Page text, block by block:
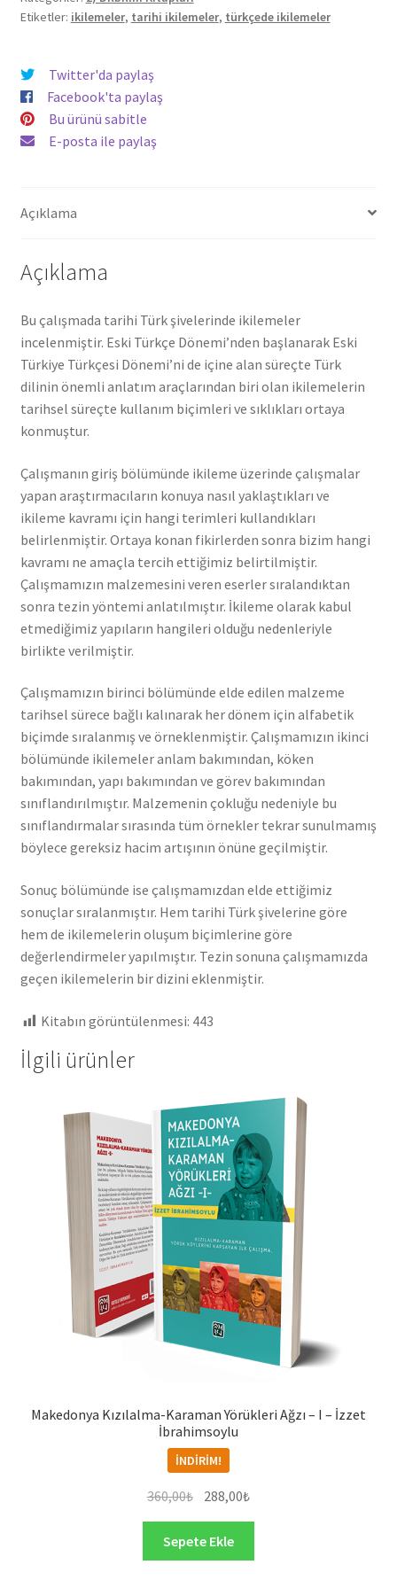
Burcu
Etiketler: ikilemeler, tarihi ikilemeler, türkçede ikilemeler
Twitter'da paylaş
Facebook'ta paylaş
Bu ürünü sabitle
E-posta ile paylaş
Açıklama
Açıklama
Bu çalışmada tarihi Türk şivelerinde ikilemeler
incelenmiştir. Eski Türkçe Dönemi’nden başlanarak Eski
Türkiye Türkçesi Dönemi’ni de içine alan süreçte Türk
dilinin önemli anlatım araçlarından biri olan ikilemelerin
tarihsel süreçte kullanım biçimleri ve sıklıkları ortaya
konmuştur.
Çalışmanın giriş bölümünde ikileme üzerinde çalışmalar
yapan araştırmacıların konuya nasıl yaklaştıkları ve
ikileme kavramı için hangi terimleri kullandıkları
belirlenmiştir. Ortaya konan fikirlerden sonra bizim hangi
kavramı ne amaçla tercih ettiğimiz belirtilmiştir.
Çalışmamızın malzemesini veren eserler sıralandıktan
sonra tezin yöntemi anlatılmıştır. İkileme olarak kabul
etmediğimiz yapıların hangileri olduğu nedenleriyle
birlikte verilmiştir.
Çalışmamızın birinci bölümünde elde edilen malzeme
tarihsel sürece bağlı kalınarak her dönem için alfabetik
biçimde sıralanmış ve örneklenmiştir. Çalışmamızın ikinci
bölümünde ikilemeler anlam bakımından, köken
bakımından, yapı bakımından ve görev bakımından
sınıflandırılmıştır. Malzemenin çokluğu nedeniyle bu
sınıflandırmalar sırasında tüm örnekler tekrar sunulmamış
böylece gereksiz hacim artışının önüne geçilmiştir.
Sonuç bölümünde ise çalışmamızdan elde ettiğimiz
sonuçlar sıralanmıştır. Hem tarihi Türk şivelerine göre
hem de ikilemelerin oluşum biçimlerine göre
değerlendirmeler yapılmıştır. Tezin sonuna çalışmamızda
geçen ikilemelerin bir dizini eklenmiştir.
Kitabın görüntülenmesi: 443
İlgili ürünler
Makedonya Kızılalma-Karaman Yörükleri Ağzı – I – İzzet
İbrahimsoylu
İNDIRIM!
360,00₺ Orijinal
360,00₺.
288,00₺Şu
288,00₺.
Sepete Ekle